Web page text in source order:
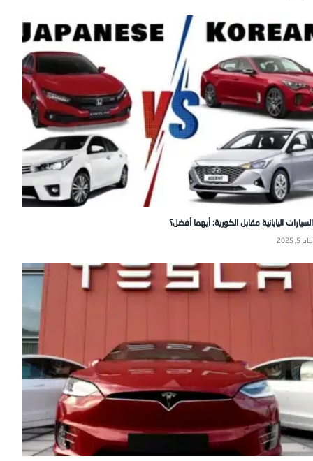
السيارات اليابانية مقابل الكورية: أيهما أفضل؟
يناير 5, 2025